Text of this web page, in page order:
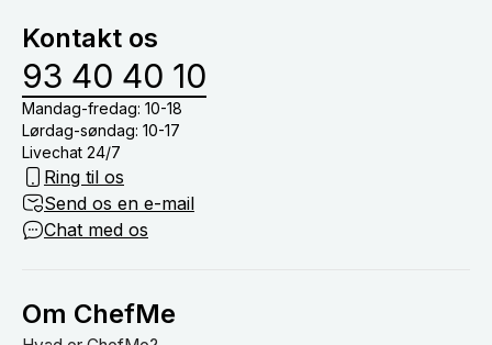
om bordet.
Kontakt os
93 40 40 10
Mandag-fredag: 10-18
Lørdag-søndag: 10-17
Livechat 24/7
Ring til os
Send os en e-mail
Chat med os
Om ChefMe